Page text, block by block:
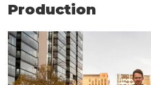
Production